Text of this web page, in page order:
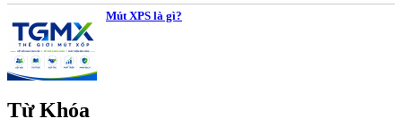
Mút XPS là gì?
Từ Khóa